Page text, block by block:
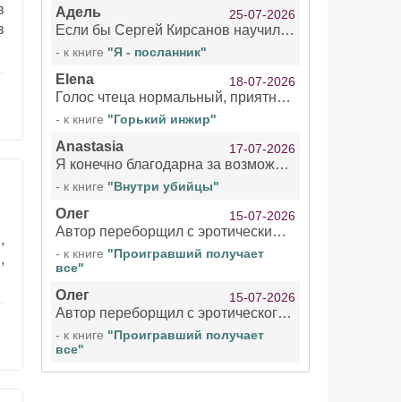
Адель 25-07-2026
Если бы Сергей Кирсанов научился не сглатывать каждые 1-2 минуты слюну, так что слышно в микрофоне и, что вызывает отвращение, то мелжно было бы слушать.
- к книге "Я - посланник"
Elena 18-07-2026
Голос чтеца нормальный, приятный тембр. Мне очень понравилось озвучивание рассказа. Очень странный отзыв Надежды. Может у неё что-то с нервами?
- к книге "Горький инжир"
Anastasia 17-07-2026
Я конечно благодарна за возможность бесплатно слушать книги даже новинки , но чтение этой книги просто ужасно
- к книге "Внутри убийцы"
Олег 15-07-2026
Автор переборщил с эротическими сценами. Похоже, с этим у него проблемы.
- к книге "Проигравший получает
все"
Олег 15-07-2026
Автор переборщил с эротического сценами. Похоже, с этим у него проблемы.
- к книге "Проигравший получает
все"